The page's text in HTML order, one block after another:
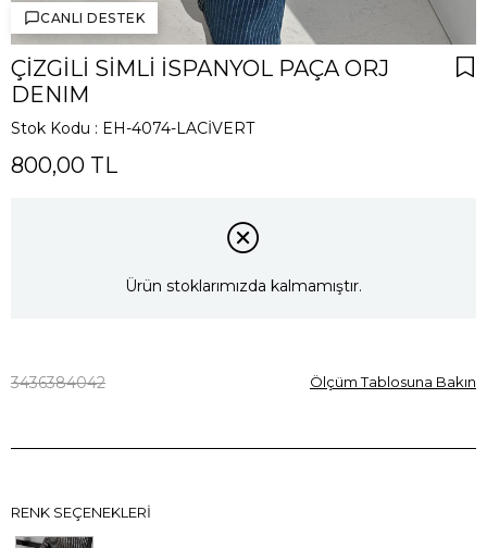
CANLI DESTEK
ÇIZGILI SIMLI İSPANYOL PAÇA ORJ
DENIM
Stok Kodu EH-4074-LACİVERT
800,00 TL
Ürün stoklarımızda kalmamıştır.
3436384042 Ölçüm Tablosuna Bakın
RENK SEÇENEKLERI